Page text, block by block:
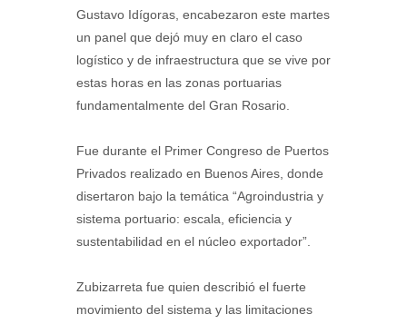
Gustavo Idígoras, encabezaron este martes
un panel que dejó muy en claro el caso
logístico y de infraestructura que se vive por
estas horas en las zonas portuarias
fundamentalmente del Gran Rosario.
Fue durante el Primer Congreso de Puertos
Privados realizado en Buenos Aires, donde
disertaron bajo la temática “Agroindustria y
sistema portuario: escala, eficiencia y
sustentabilidad en el núcleo exportador”.
Zubizarreta fue quien describió el fuerte
movimiento del sistema y las limitaciones